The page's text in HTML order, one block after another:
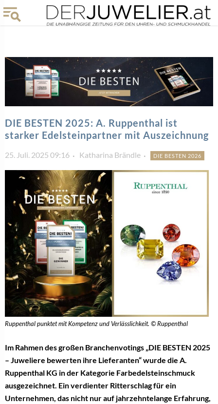
DIE BESTEN 2025: A. Ruppenthal ist
starker Edelsteinpartner mit Auszeichnung
25. Juli. 2025 09:16 Katharina Brändle DIE BESTEN 2026
Ruppenthal punktet mit Kompetenz und Verlässlichkeit. © Ruppenthal
Im Rahmen des großen Branchenvotings „DIE BESTEN 2025
– Juweliere bewerten ihre Lieferanten“ wurde die A.
Ruppenthal KG in der Kategorie Farbedelsteinschmuck
ausgezeichnet. Ein verdienter Ritterschlag für ein
Unternehmen, das nicht nur auf jahrzehntelange Erfahrung,